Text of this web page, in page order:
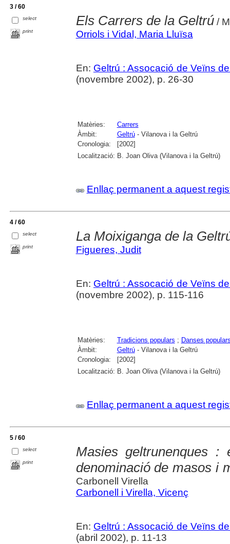
3 / 60
select
print
Els Carrers de la Geltrú/
Orriols i Vidal, Maria Lluïsa
En: Geltrú : Assocació de Veïns
(novembre 2002), p. 26-30
Matèries:
Carrers
Àmbit:
Geltrú- Vilanova i la Geltrú
Cronologia:
[2002]
Localització: B. Joan Oliva (Vilanova i la Geltrú)
Enllaç permanent a aquest
4 / 60
select
print
La Moixiganga de la
Figueres, Judit
En: Geltrú : Assocació de Veïns
(novembre 2002), p. 115-116
Matèries: Tradicions populars ; Danses
Àmbit:
Geltrú- Vilanova i la Geltrú
Cronologia:
[2002]
Localització: B. Joan Oliva (Vilanova i la Geltrú)
Enllaç permanent a aquest
5 / 60
select
print
Masies geltrunenques
denominació de masos i
Carbonell Virella
Carbonell i Virella, Vicenç
En: Geltrú : Assocació de Veïns
(abril 2002), p. 11-13